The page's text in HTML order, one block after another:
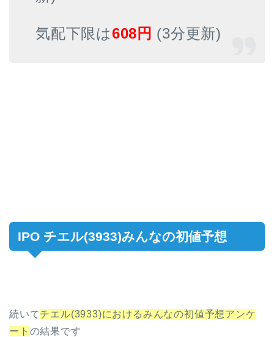
気配下限は608円 (3分更新)
IPO チエル(3933)みんなの初値予想
続いてチエル(3933)におけるみんなの初値予想アンケ
ート の結果です